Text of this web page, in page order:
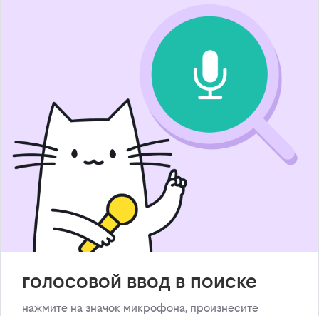
голосовой ввод в поиске
нажмите на значок микрофона, произнесите